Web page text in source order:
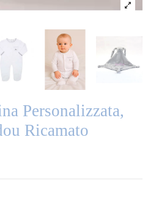
Personalizzata,
Ricamato